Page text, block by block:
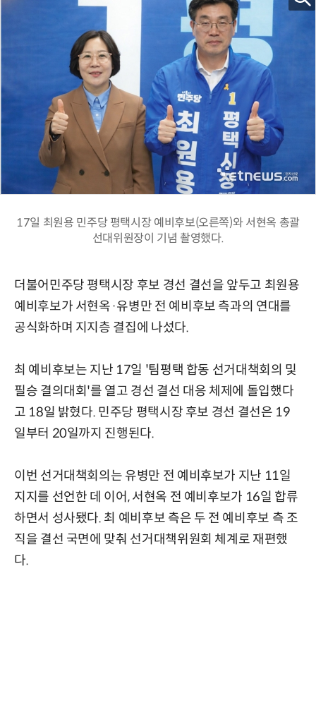
17일 최원용 민주당 평택시장 예비후보(오른쪽)와 서현옥 총괄
선대위원장이 기념 촬영했다.
더불어민주당 평택시장 후보 경선 결선을 앞두고 최원용
예비후보가 서현옥·유병만 전 예비후보 측과의 연대를
공식화하며 지지층 결집에 나섰다.
최 예비후보는 지난 17일 '팀평택 합동 선거대책회의 및
필승 결의대회'를 열고 경선 결선 대응 체제에 돌입했다
고 18일 밝혔다. 민주당 평택시장 후보 경선 결선은 19
일부터 20일까지 진행된다.
이번 선거대책회의는 유병만 전 예비후보가 지난 11일
지지를 선언한 데 이어, 서현옥 전 예비후보가 16일 합류
하면서 성사됐다. 최 예비후보 측은 두 전 예비후보 측 조
직을 결선 국면에 맞춰 선거대책위원회 체계로 재편했
다.